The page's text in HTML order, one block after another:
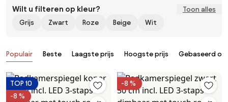
Wilt u filteren op kleur?
Toon alles
Grijs
Zwart Roze Beige Wit
Producten
Populair Beste Laagste prijs Hoogste prijs Gebaseerd op
TOP 10
-8 %
-8 %